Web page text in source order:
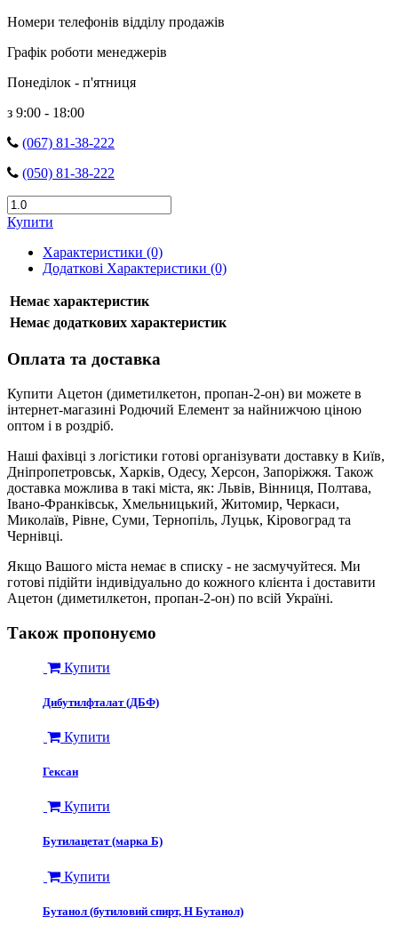
Номери телефонів відділу продажів
Графік роботи менеджерів
Понеділок - п'ятниця
з 9:00 - 18:00
(067) 81-38-222
(050) 81-38-222
Купити
Характеристики (0)
Додаткові Характеристики (0)
Немає характеристик
Немає додаткових характеристик
Оплата та доставка
Купити ​Ацетон (диметилкетон, пропан-2-он) ви можете в
інтернет-магазині Родючий Елемент за найнижчою ціною
оптом і в роздріб.
Наші фахівці з логістики готові організувати доставку в Київ,
Дніпропетровськ, Харків, Одесу, Херсон, Запоріжжя. Також
доставка можлива в такі міста, як: Львів, Вінниця, Полтава,
Івано-Франківськ, Хмельницький, Житомир, Черкаси,
Миколаїв, Рівне, Суми, Тернопіль, Луцьк, Кіровоград та
Чернівці.
Якщо Вашого міста немає в списку - не засмучуйтеся. Ми
готові підійти індивідуально до кожного клієнта і доставити ​
Ацетон (диметилкетон, пропан-2-он) по всій Україні.
Також пропонуємо
Купити
Дибутилфталат (ДБФ)
Купити
Гексан
Купити
Бутилацетат (марка Б)
Купити
Бутанол (бутиловий спирт, Н Бутанол)